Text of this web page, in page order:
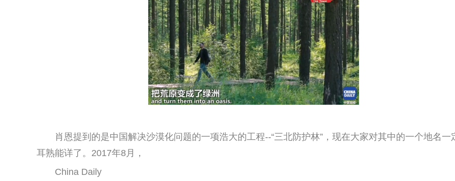
肖恩提到的是中国解决沙漠化问题的一项浩大的工程--“三北防护林”，现在大家对其中的一个地名一
耳熟能详了。2017年8月，
China Daily